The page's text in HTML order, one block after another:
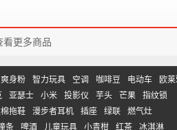
看更多商品
爽身粉 智力玩具 空调 咖啡豆 电动车
欧
亚瑟士 小米 投影仪 芋头 芒果
指纹锁
拖鞋 漫步者耳机 插座 绿联
燃气灶
条 啤酒 儿童玩具 小青柑 红茶 冰淇淋